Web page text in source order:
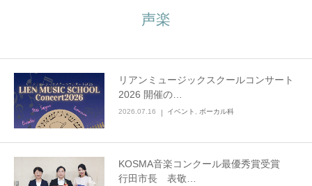
声楽
リアンミュージックスクールコンサート
2026 開催の…
2026.07.16 イベント ボーカル科
KOSMA音楽コンクール最優秀賞受賞
行田市長 表敬…